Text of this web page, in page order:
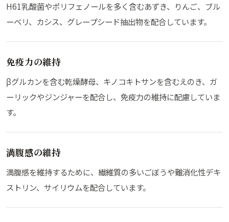
H61乳酸菌やポリフェノールを多く含むあずき、りんご、ブル
ーベリ、カシス、グレープシード抽出物を配合しています。
免疫力の維持
βグルカンを含む乾燥酵母、キノコキトサンを含むえのき、ガ
ーリックやジンジャーを配合し、免疫力の維持に配慮していま
す。
満腹感の維持
満腹感を維持するために、繊維質の多いごぼうや難消化性デキ
ストリン、サイリウムを配合しています。